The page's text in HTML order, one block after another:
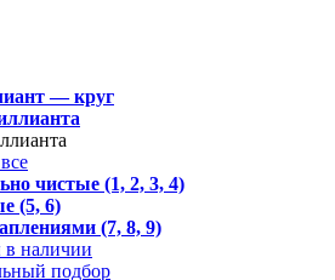
— круг
чистые (1, 2, 3, 4)
(5, 6)
(7, 8, 9)
наличии
подбор